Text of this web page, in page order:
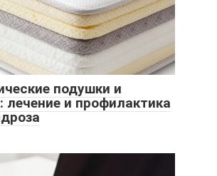
подушки и
и профилактика